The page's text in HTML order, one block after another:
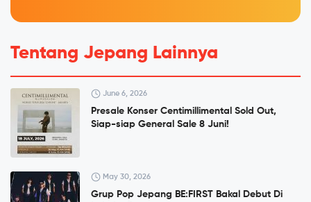
Tentang Jepang Lainnya
June 6, 2026
Presale Konser Centimillimental Sold Out,
Siap-siap General Sale 8 Juni!
May 30, 2026
Grup Pop Jepang BE:FIRST Bakal Debut Di